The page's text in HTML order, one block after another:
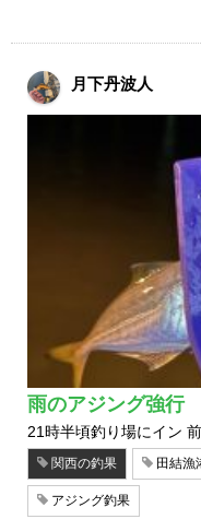
月下丹波人
雨のアジング強行
21時半頃釣り場にイン
関西の釣果 田結漁
アジング釣果